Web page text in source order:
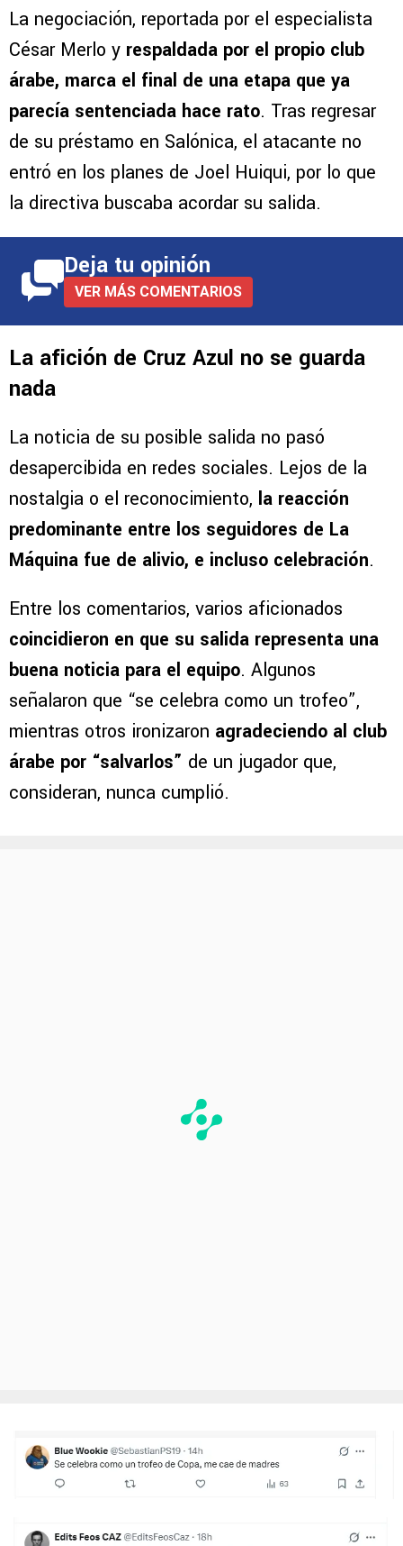
La negociación, reportada por el especialista
César Merlo y respaldada por el propio club
árabe, marca el final de una etapa que ya
parecía sentenciada hace rato. Tras regresar
de su préstamo en Salónica, el atacante no
entró en los planes de Joel Huiqui, por lo que
la directiva buscaba acordar su salida.
Deja tu opinión
VER MÁS COMENTARIOS
La afición de Cruz Azul no se guarda
nada
La noticia de su posible salida no pasó
desapercibida en redes sociales. Lejos de la
nostalgia o el reconocimiento, la reacción
predominante entre los seguidores de La
Máquina fue de alivio, e incluso celebración.
Entre los comentarios, varios aficionados
coincidieron en que su salida representa una
buena noticia para el equipo. Algunos
señalaron que “se celebra como un trofeo”,
mientras otros ironizaron agradeciendo al club
árabe por “salvarlos” de un jugador que,
consideran, nunca cumplió.